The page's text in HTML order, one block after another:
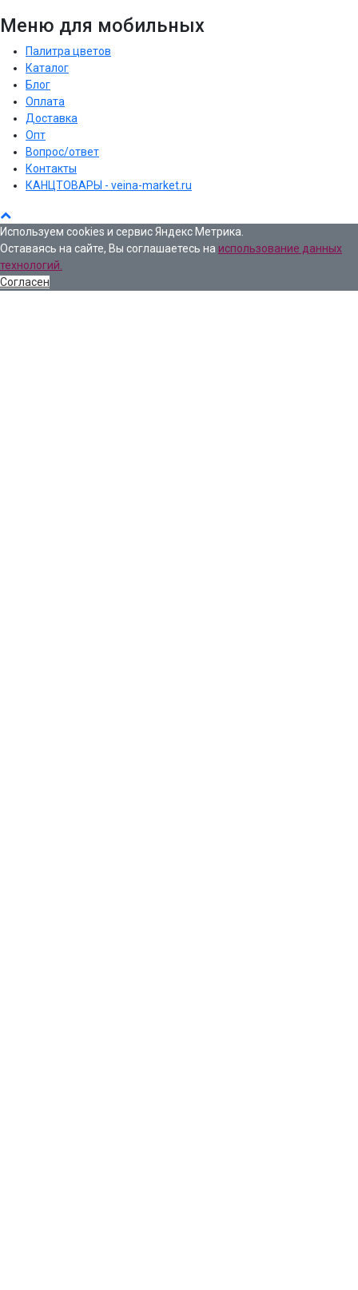
Меню для мобильных
Палитра цветов
Каталог
Блог
Оплата
Доставка
Опт
Вопрос/ответ
Контакты
КАНЦТОВАРЫ - veina-market.ru
Используем cookies и сервис Яндекс Метрика.
Оставаясь на сайте, Вы соглашаетесь на использование данных
технологий.
Согласен